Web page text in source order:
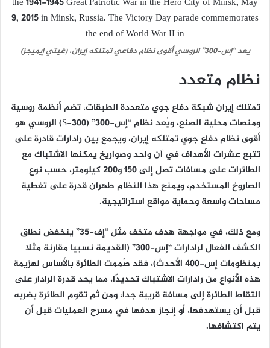
يعد “إس-300” الروسي أقوى نظام دفاعي تمتلكه إيران، (غيتي إيميجز)
نظام متعدد
تمتلك إيران شبكة دفاع جوي متعددة الطبقات، تضم أنظمة روسية
ومنصات محلية الصنع، ويُعد نظام “إس-300” (S-300) الروسي هو
أقوى نظام دفاع جوي تمتلكه إيران، ويجمع بين رادارات قادرة على
تتبع عشرات الأهداف في آن واحد وصواريخ يمكنها الاشتباك مع
الطائرات على مسافات تصل إلى 150 و200 كيلومتر، حسب نوع
الصاروخ المستخدم، ويمنح هذا النظام طهران قدرة على تغطية
مساحات واسعة وحماية مواقع استراتيجية.
ومع ذلك، في مواجهة هدف متخف مثل “إف-35” ينخفض نطاق
الكشف الفعال لرادارات “إس-300” (القديمة نسبيا مقارنة مثلا
بمنظومات إس-400 الأحدث)، فقد صُممت الطائرة بالأساس لهزيمة
هذه الأنواع من رادارات الاشتباك تحديدًا، مما يحد قدرة الرادار على
التقاط الطائرة إلى مسافة قريبة جدا، ومن ثم تقوم الطائرة بضربه
قبل أن يستهدفها، أو إنجاز هدفها في مسرح العمليات قبل أن
يتم اكتشافها.